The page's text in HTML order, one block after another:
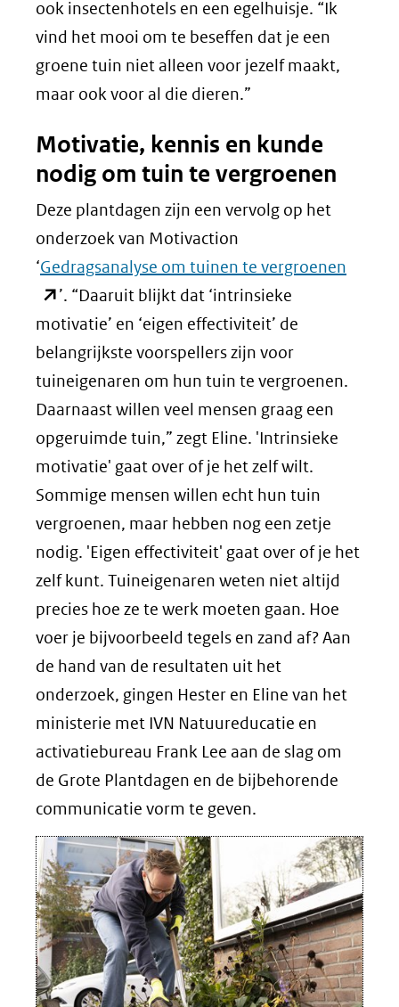
ook insectenhotels en een egelhuisje. “Ik
vind het mooi om te beseffen dat je een
groene tuin niet alleen voor jezelf maakt,
maar ook voor al die dieren.”
Motivatie, kennis en kunde
nodig om tuin te vergroenen
Deze plantdagen zijn een vervolg op het
onderzoek van Motivaction
‘Gedragsanalyse om tuinen te vergroenen
’. “Daaruit blijkt dat ‘intrinsieke
motivatie’ en ‘eigen effectiviteit’ de
belangrijkste voorspellers zijn voor
tuineigenaren om hun tuin te vergroenen.
Daarnaast willen veel mensen graag een
opgeruimde tuin,” zegt Eline. 'Intrinsieke
motivatie' gaat over of je het zelf wilt.
Sommige mensen willen echt hun tuin
vergroenen, maar hebben nog een zetje
nodig. 'Eigen effectiviteit' gaat over of je het
zelf kunt. Tuineigenaren weten niet altijd
precies hoe ze te werk moeten gaan. Hoe
voer je bijvoorbeeld tegels en zand af? Aan
de hand van de resultaten uit het
onderzoek, gingen Hester en Eline van het
ministerie met IVN Natuureducatie en
activatiebureau Frank Lee aan de slag om
de Grote Plantdagen en de bijbehorende
communicatie vorm te geven.